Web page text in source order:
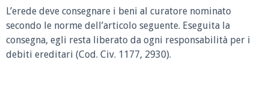
L’erede deve consegnare i beni al curatore nominato
secondo le norme dell’articolo seguente. Eseguita la
consegna, egli resta liberato da ogni responsabilità per i
debiti ereditari (Cod. Civ. 1177, 2930).